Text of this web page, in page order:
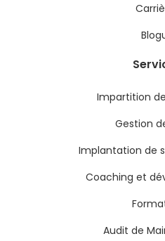
Impartition
Gestion
Implantation de
Coaching et
Audit de